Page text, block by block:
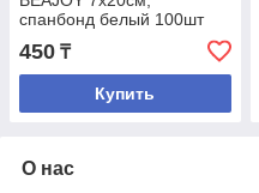
спанбонд белый 100шт
450 ₸
Купить
О нас